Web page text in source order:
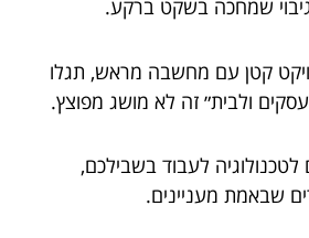
שמחכה בשקט ברקע.
קטן עם מחשבה מראש, תגלו
ולבית״ זה לא מושג מפוצץ.
לעבוד בשבילכם,
שבאמת מעניינים.